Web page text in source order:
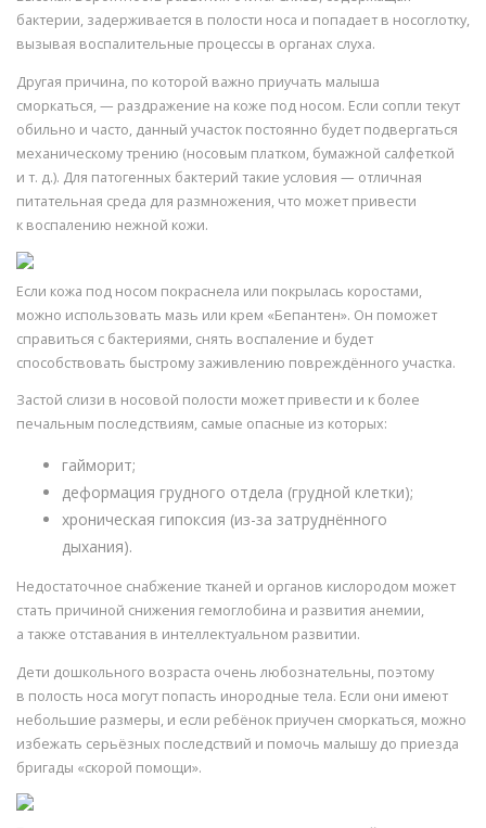
бактерии, задерживается в полости носа и попадает в носоглотку,
вызывая воспалительные процессы в органах слуха.
Другая причина, по которой важно приучать малыша
сморкаться, — раздражение на коже под носом. Если сопли текут
обильно и часто, данный участок постоянно будет подвергаться
механическому трению (носовым платком, бумажной салфеткой
и т. д.). Для патогенных бактерий такие условия — отличная
питательная среда для размножения, что может привести
к воспалению нежной кожи.
Если кожа под носом покраснела или покрылась коростами,
можно использовать мазь или крем «Бепантен». Он поможет
справиться с бактериями, снять воспаление и будет
способствовать быстрому заживлению повреждённого участка.
Застой слизи в носовой полости может привести и к более
печальным последствиям, самые опасные из которых:
гайморит;
деформация грудного отдела (грудной клетки);
хроническая гипоксия (из-за затруднённого
дыхания).
Недостаточное снабжение тканей и органов кислородом может
стать причиной снижения гемоглобина и развития анемии,
а также отставания в интеллектуальном развитии.
Дети дошкольного возраста очень любознательны, поэтому
в полость носа могут попасть инородные тела. Если они имеют
небольшие размеры, и если ребёнок приучен сморкаться, можно
избежать серьёзных последствий и помочь малышу до приезда
бригады «скорой помощи».